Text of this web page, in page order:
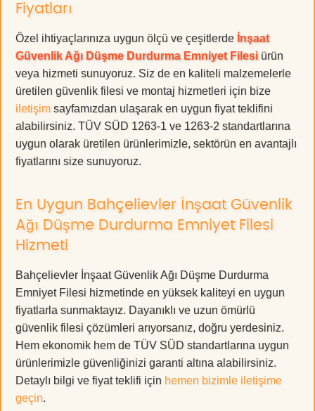
Fiyatları
Özel ihtiyaçlarınıza uygun ölçü ve çeşitlerde İnşaat
Güvenlik Ağı Düşme Durdurma Emniyet Filesi ürün
veya hizmeti sunuyoruz. Siz de en kaliteli malzemelerle
üretilen güvenlik filesi ve montaj hizmetleri için bize
iletişim sayfamızdan ulaşarak en uygun fiyat teklifini
alabilirsiniz. TÜV SÜD 1263-1 ve 1263-2 standartlarına
uygun olarak üretilen ürünlerimizle, sektörün en avantajlı
fiyatlarını size sunuyoruz.
En Uygun Bahçelievler İnşaat Güvenlik
Ağı Düşme Durdurma Emniyet Filesi
Hizmeti
Bahçelievler İnşaat Güvenlik Ağı Düşme Durdurma
Emniyet Filesi hizmetinde en yüksek kaliteyi en uygun
fiyatlarla sunmaktayız. Dayanıklı ve uzun ömürlü
güvenlik filesi çözümleri arıyorsanız, doğru yerdesiniz.
Hem ekonomik hem de TÜV SÜD standartlarına uygun
ürünlerimizle güvenliğinizi garanti altına alabilirsiniz.
Detaylı bilgi ve fiyat teklifi için hemen bizimle iletişime
geçin.